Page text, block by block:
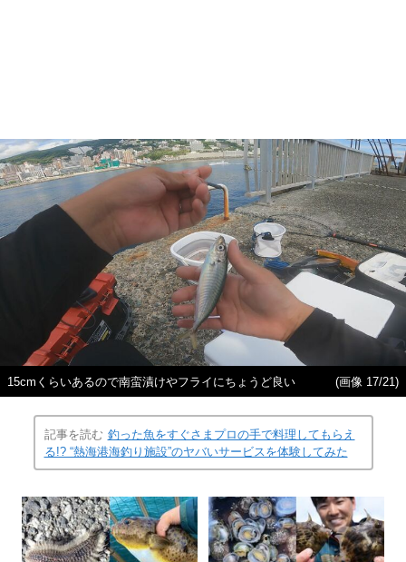
15cmくらいあるので南蛮漬けやフライにちょうど良い (画像 17/21)
記事を読む 釣った魚をすぐさまプロの手で料理してもらえ
る!? “熱海港海釣り施設”のヤバいサービスを体験してみた